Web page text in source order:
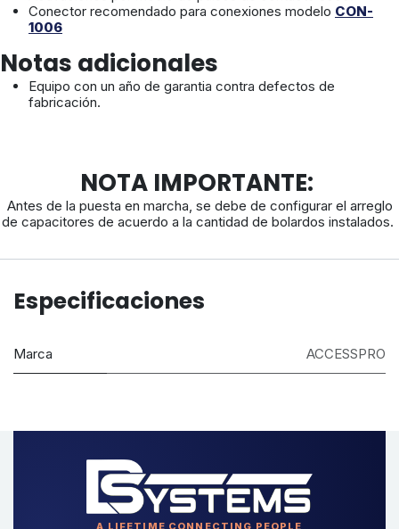
Conector recomendado para conexiones modelo CON-
1006
Notas adicionales
Equipo con un año de garantia contra defectos de
fabricación.
NOTA IMPORTANTE:
Antes de la puesta en marcha, se debe de configurar el arreglo
de capacitores de acuerdo a la cantidad de bolardos instalados.
Especificaciones
Marca ACCESSPRO
A LIFETIME CONNECTING PEOPLE